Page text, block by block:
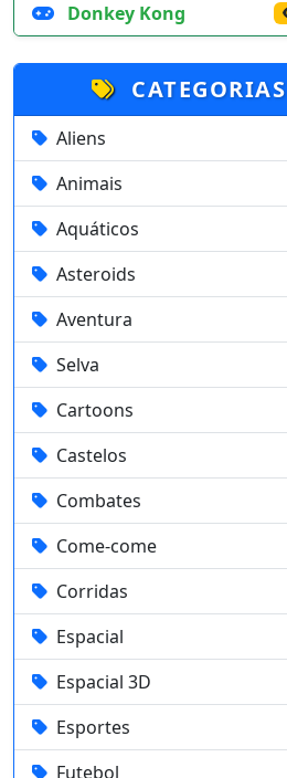
Donkey Kong
CATEGORIAS
Aliens
Animais
Aquáticos
Asteroids
Aventura
Selva
Cartoons
Castelos
Combates
Come-come
Corridas
Espacial
Espacial 3D
Esportes
Futebol